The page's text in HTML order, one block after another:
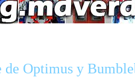
de Optimus y